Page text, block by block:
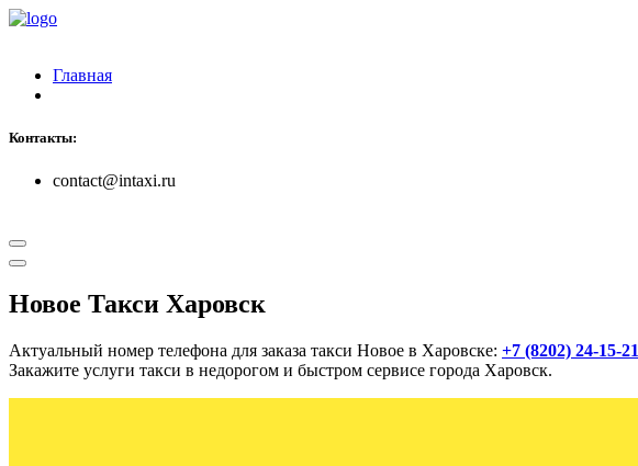
Главная
Контакты:
contact@intaxi.ru
Новое Такси Харовск
Актуальный номер телефона для заказа такси Новое в Харовске: +7 (8202) 24-15-21
Закажите услуги такси в недорогом и быстром сервисе города Харовск.